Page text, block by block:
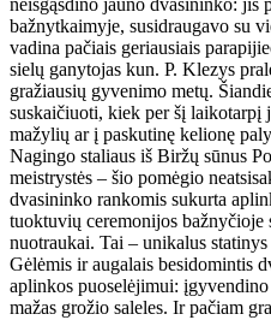
neišgąsdino jauno dvasininko: jis
bažnytkaimyje, susidraugavo su
vadina pačiais geriausiais
sielų ganytojas kun. P. Klezys
gražiausių gyvenimo metų.
suskaičiuoti, kiek per šį laikotarpį
mažylių ar į paskutinę kelionę
Nagingo staliaus iš Biržų sūnus
meistrystės – šio pomėgio
dvasininko rankomis sukurta
tuoktuvių ceremonijos
nuotraukai. Tai – unikalus
Gėlėmis ir augalais besidomintis
aplinkos puoselėjimui:
mažas grožio saleles. Ir pačiam